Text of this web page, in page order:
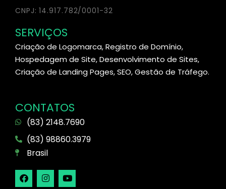
CNPJ: 14.917.782/0001-32
SERVIÇOS
Criação de Logomarca, Registro de Domínio,
Hospedagem de Site, Desenvolvimento de Sites,
Criação de Landing Pages, SEO, Gestão de Tráfego.
CONTATOS
(83) 2148.7690
(83) 98860.3979
Brasil